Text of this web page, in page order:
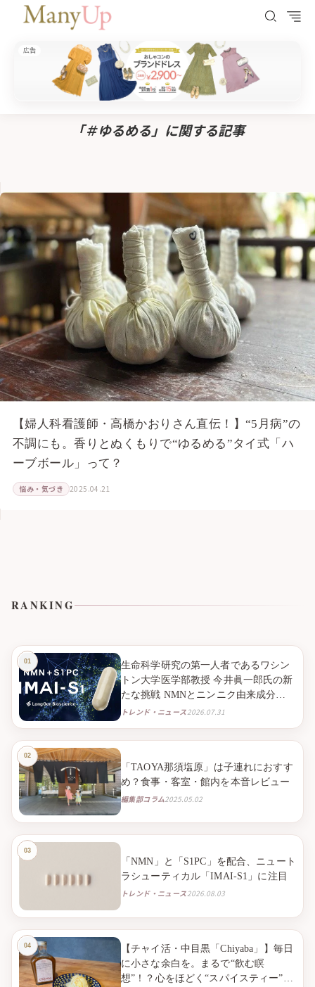
広告
ManyUp（メニーアップ）
＃ゆるめる
RANKING
生命科学研究の第一人者であるワシン
トン大学医学部教授 今井眞一郎氏の新
たな挑戦 NMNとニンニク由来成分
S1PC※１を組み合わせたニュートラシ
月より臨床試験販売を開始
トレンド・ニュース 2026.07.31
「TAOYA那須塩原」は子連れにおすす
め？食事・客室・館内を本音レビュー
編集部コラム2025.05.02
「NMN」と「S1PC」を配合、ニュート
ラシューティカル「IMAI-S1」に注目
トレンド・ニュース2026.08.03
【チャイ活・中目黒「Chiyaba」】毎日
に小さな余白を。まるで“飲む瞑
想”！？心をほどく“スパイスティー”と
「＃ゆるめる」に関する記事
【婦人科看護師・高橋かおりさん直伝！】“5月病”の
不調にも。香りとぬくもりで“ゆるめる”タイ式「ハ
ーブボール」って？
悩み・気づき 2025.04.21